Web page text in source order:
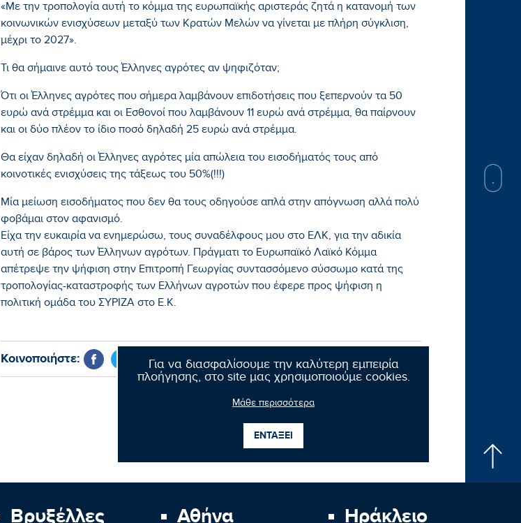
Για να διασφαλίσουμε την καλύτερη εμπειρία
πλοήγησης, στο site μας χρησιμοποιούμε cookies.
Μάθε περισσότερα
ΕΝΤΑΞΕΙ
«Με την τροπολογία αυτή το κόμμα της ευρωπαϊκής αριστεράς ζητά η κατανομή των
κοινωνικών ενισχύσεων μεταξύ των Κρατών Μελών να γίνεται με πλήρη σύγκλιση,
μέχρι το 2027».
Τι θα σήμαινε αυτό τους Έλληνες αγρότες αν ψηφιζόταν;
Ότι οι Έλληνες αγρότες που σήμερα λαμβάνουν επιδοτήσεις που ξεπερνούν τα 50
ευρώ ανά στρέμμα και οι Εσθονοί που λαμβάνουν 11 ευρώ ανά στρέμμα, θα παίρνουν
και οι δύο πλέον το ίδιο ποσό δηλαδή 25 ευρώ ανά στρέμμα.
Θα είχαν δηλαδή οι Έλληνες αγρότες μία απώλεια του εισοδήματός τους από
κοινοτικές ενισχύσεις της τάξεως του 50%(!!!)
Μία μείωση εισοδήματος που δεν θα τους οδηγούσε απλά στην απόγνωση αλλά πολύ
φοβάμαι στον αφανισμό.
Είχα την ευκαιρία να ενημερώσω, τους συναδέλφους μου στο ΕΛΚ, για την αδικία
αυτή σε βάρος των Έλληνων αγρότων. Πράγματι το Ευρωπαϊκό Λαϊκό Κόμμα
απέτρεψε την ψήφιση στην Επιτροπή Γεωργίας συντασσόμενο σύσσωμο κατά της
τροπολογίας-καταστροφής των Ελλήνων αγροτών που έφερε προς ψήφιση η
πολιτική ομάδα του ΣΥΡΙΖΑ στο Ε.Κ.
Κοινοποιήστε:
Βρυξέλλες Αθήνα Ηράκλειο